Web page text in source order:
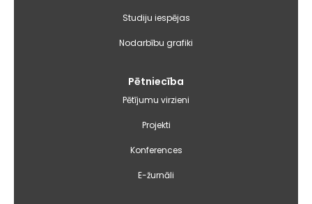
Studiju iespējas
Nodarbību grafiki
Pētniecība
Pētījumu virzieni
Projekti
Konferences
E-žurnāli